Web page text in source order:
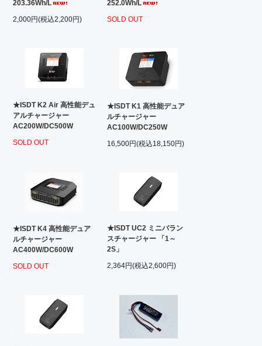
203.36Wh/L
2,000円(税込2,200円)
252.0Wh/L
SOLD OUT
★ISDT K2 Air 高性能デュ
アルチャージャー
AC200W/DC500W
SOLD OUT
★ISDT K1 高性能デュア
ルチャージャー
AC100W/DC250W
16,500円(税込18,150円)
★ISDT K4 高性能デュア
ルチャージャー
AC400W/DC600W
SOLD OUT
★ISDT UC2 ミニバラン
スチャージャー 「1～
2S」
2,364円(税込2,600円)